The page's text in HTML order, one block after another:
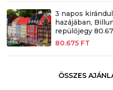
3 napos
hazájában,
repülőjegy
80.675 FT
ÖSSZES